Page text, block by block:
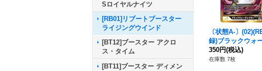
Sロイヤルナイツ
[RB01]リブートブースター
ライジングウインド
[BT12]ブースター アクロ
ス・タイム
[BT11]ブースター ディメン
〔状態A-〕
録)ブラックウォ
レイモン【SEC】
2-112}《黒》
350円(税込)
在庫数 7枚